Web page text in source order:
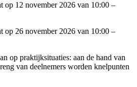
op 12 november 2026 van 10:00 –
op 26 november 2026 van 10:00 –
op praktijksituaties: aan de hand van
van deelnemers worden knelpunten